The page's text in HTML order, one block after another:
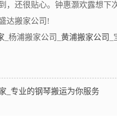
，还很贴心。钟惠灏欢露想
达搬家公司!
_杨浦搬家公司_ 黄浦搬家公司
_专业的钢琴搬运为你服务